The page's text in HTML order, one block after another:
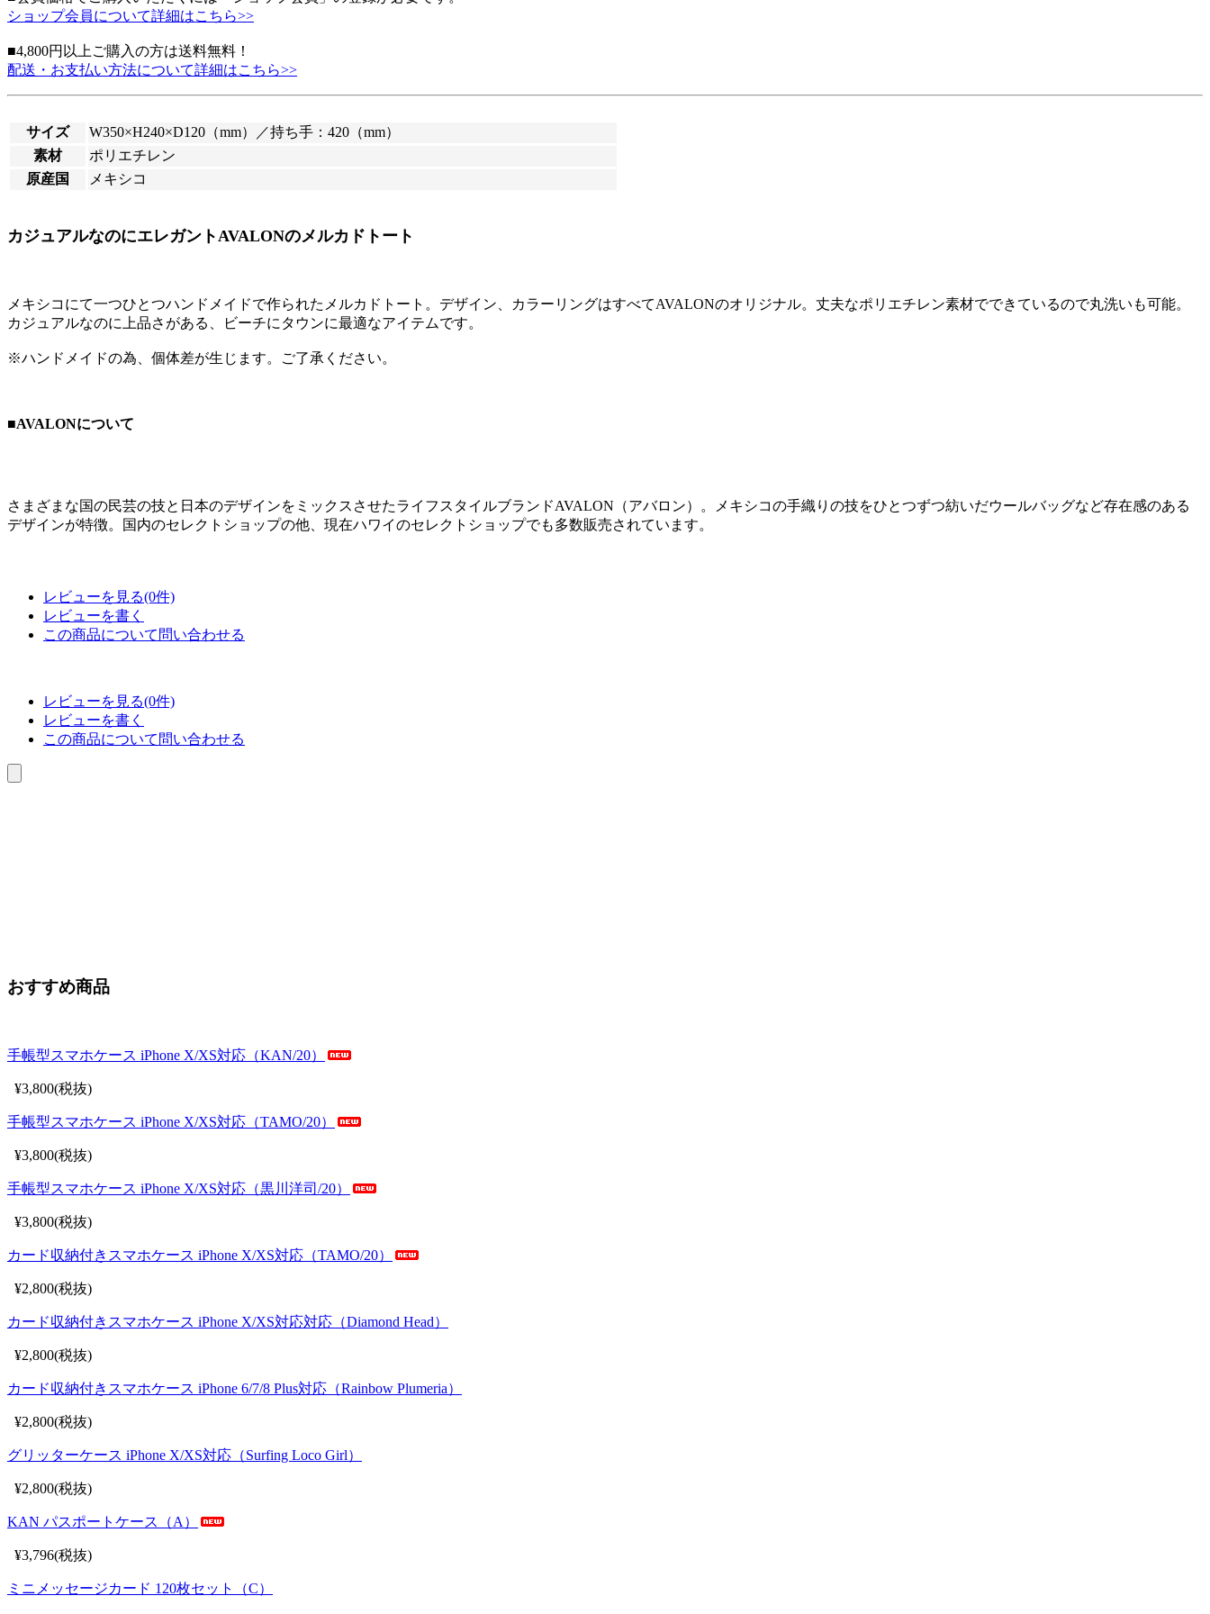
ショップ会員について詳細はこちら>>
■4,800円以上ご購入の方は送料無料！
配送・お支払い方法について詳細はこちら>>
サイズ
W350×H240×D120（mm）／持ち手：420（mm）
素材
ポリエチレン
原産国
メキシコ
カジュアルなのにエレガントAVALONのメルカドトート
メキシコにて一つひとつハンドメイドで作られたメルカドトート。デザイン、カラーリングはすべてAVALONのオリジナル。丈夫なポリエチレン素材でできているので丸洗いも可能。
カジュアルなのに上品さがある、ビーチにタウンに最適なアイテムです。
※ハンドメイドの為、個体差が生じます。ご了承ください。
■AVALONについて
さまざまな国の民芸の技と日本のデザインをミックスさせたライフスタイルブランドAVALON（アバロン）。メキシコの手織りの技をひとつずつ紡いだウールバッグなど存在感のある
デザインが特徴。国内のセレクトショップの他、現在ハワイのセレクトショップでも多数販売されています。
レビューを見る(0件)
レビューを書く
この商品について問い合わせる
レビューを見る(0件)
レビューを書く
この商品について問い合わせる
おすすめ商品
手帳型スマホケース iPhone X/XS対応（KAN/20）
¥3,800(税抜)
手帳型スマホケース iPhone X/XS対応（TAMO/20）
¥3,800(税抜)
手帳型スマホケース iPhone X/XS対応（黒川洋司/20）
¥3,800(税抜)
カード収納付きスマホケース iPhone X/XS対応（TAMO/20）
¥2,800(税抜)
カード収納付きスマホケース iPhone X/XS対応対応（Diamond Head）
¥2,800(税抜)
カード収納付きスマホケース iPhone 6/7/8 Plus対応（Rainbow Plumeria）
¥2,800(税抜)
グリッターケース iPhone X/XS対応（Surfing Loco Girl）
¥2,800(税抜)
KAN パスポートケース（A）
¥3,796(税抜)
ミニメッセージカード 120枚セット（C）